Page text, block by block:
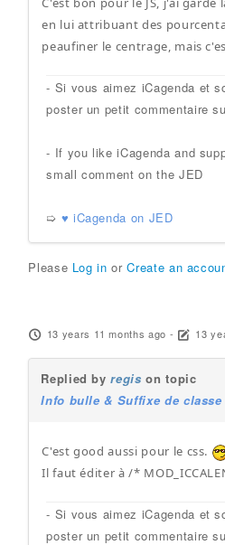
en lui attribuant des
peaufiner le centrage, mais
- Si vous aimez iCagenda et
poster un petit commentaire
- If you like iCagenda and
small comment on the JED
➯ ♥ iCagenda on JED
Please Log in orCreate an
13 years 11 months ago - 13
Replied byregis on topic
Info bulle & Suffixe de classe
C'est good aussi pour le css.
Il faut éditer à /*
- Si vous aimez iCagenda et
poster un petit commentaire